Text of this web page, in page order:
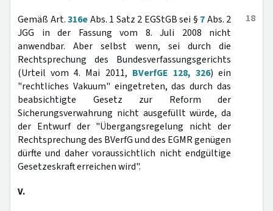
18
Gemäß Art.316eAbs. 1 Satz 2 EGStGB sei § 7Abs. 2
JGG in der Fassung vom 8. Juli 2008 nicht
anwendbar. Aber selbst wenn, sei durch die
Rechtsprechung des Bundesverfassungsgerichts
(Urteil vom 4. Mai 2011, BVerfGE 128, 326) ein
"rechtliches Vakuum" eingetreten, das durch das
beabsichtigte Gesetz zur Reform der
Sicherungsverwahrung nicht ausgefüllt würde, da
der Entwurf der "Übergangsregelung nicht der
Rechtsprechung des BVerfG und des EGMR genügen
dürfte und daher voraussichtlich nicht endgültige
Gesetzeskraft erreichen wird".
V.